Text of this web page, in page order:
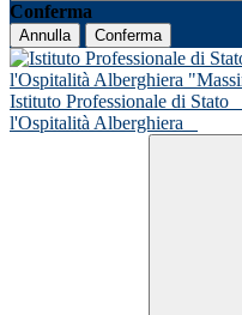
Conferma
Annulla Conferma
Istituto Professionale di Stato
l'Ospitalità Alberghiera